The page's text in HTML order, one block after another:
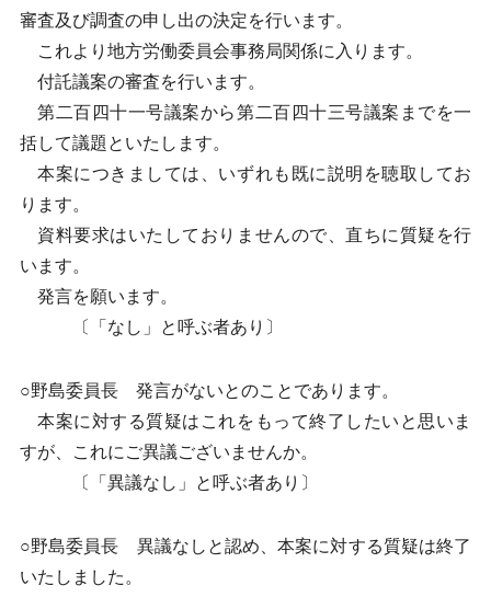
審査及び調査の申し出の決定を行います。
これより地方労働委員会事務局関係に入ります。
付託議案の審査を行います。
第二百四十一号議案から第二百四十三号議案までを一
括して議題といたします。
本案につきましては、いずれも既に説明を聴取してお
ります。
資料要求はいたしておりませんので、直ちに質疑を行
います。
発言を願います。
〔「なし」と呼ぶ者あり〕
○野島委員長 発言がないとのことであります。
本案に対する質疑はこれをもって終了したいと思いま
すが、これにご異議ございませんか。
〔「異議なし」と呼ぶ者あり〕
○野島委員長 異議なしと認め、本案に対する質疑は終了
いたしました。